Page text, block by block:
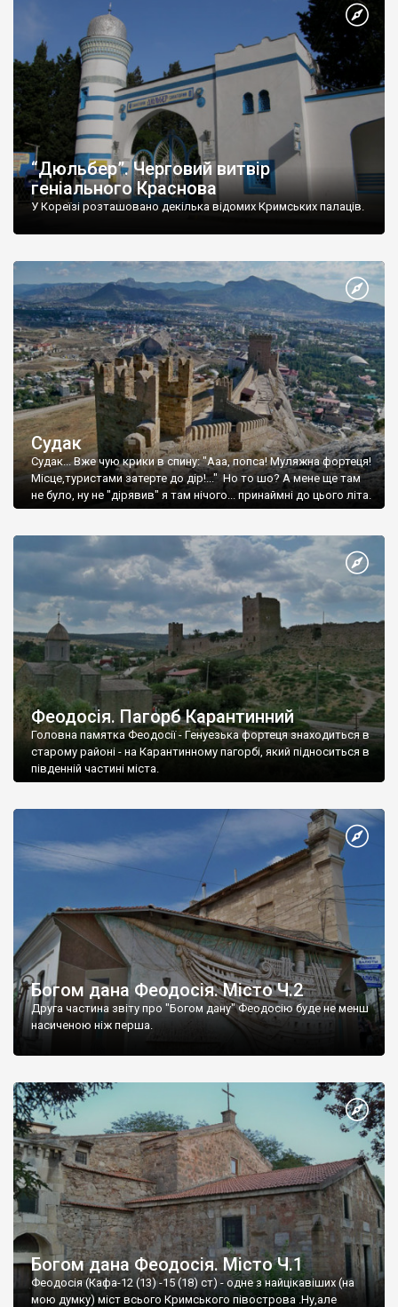
“Дюльбер”. Черговий витвір
геніального Краснова
У Кореїзі розташовано декілька відомих Кримських палаців.
Судак
Судак... Вже чую крики в спину: "Ааа, попса! Муляжна фортеця!
Місце,туристами затерте до дір!..." Но то шо? А мене ще там
не було, ну не "дірявив" я там нічого... принаймні до цього літа.
Феодосія. Пагорб Карантинний
Головна памятка Феодосії - Генуезька фортеця знаходиться в
старому районі - на Карантинному пагорбі, який підноситься в
південній частині міста.
Богом дана Феодосія. Місто Ч.2
Друга частина звіту про "Богом дану" Феодосію буде не менш
насиченою ніж перша.
Богом дана Феодосія. Місто Ч.1
Феодосія (Кафа-12 (13) -15 (18) ст) - одне з найцікавіших (на
мою думку) міст всього Кримського півострова .Ну,але